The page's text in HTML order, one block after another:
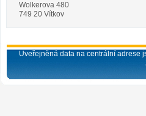
Wolkerova 480
749 20 Vítkov
Uveřejněná data na centrální adrese